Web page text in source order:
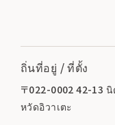
ถิ่นที่อยู่ / ที่ตั้ง
〒022-0002 42-13
หวัดอิวาเตะ